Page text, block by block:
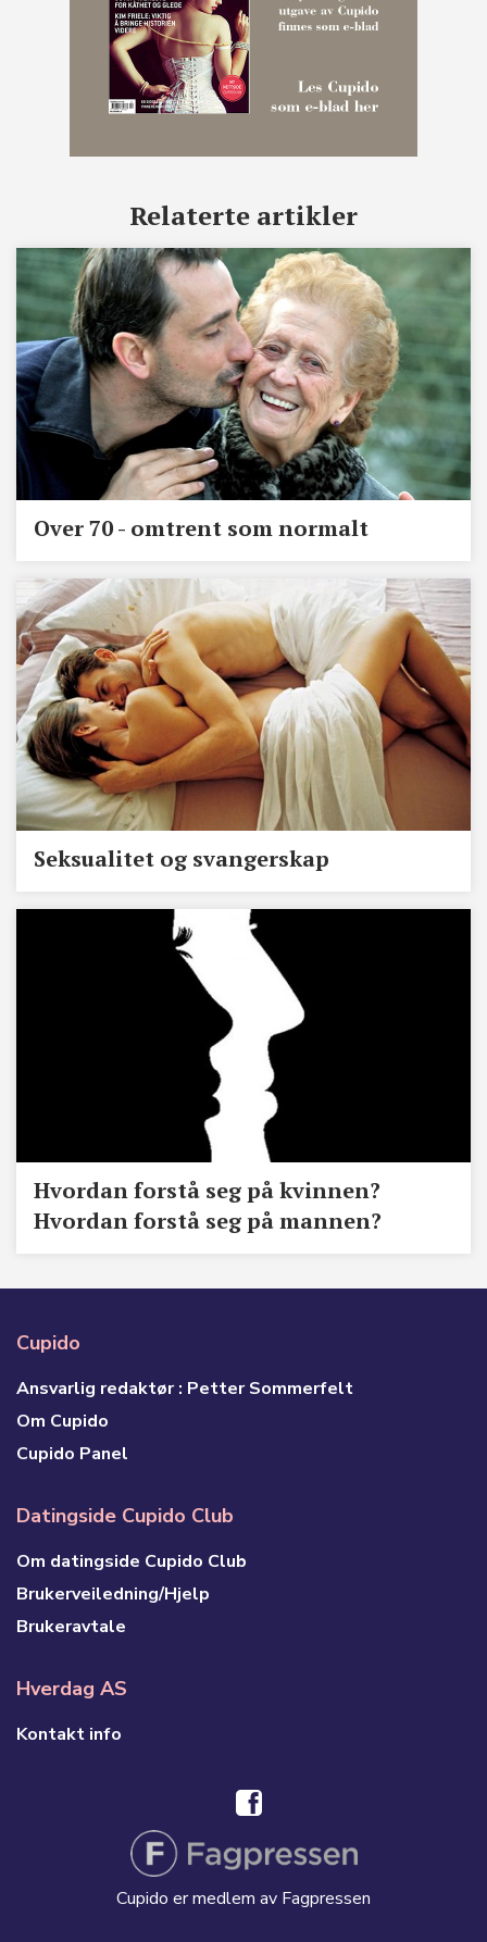
Relaterte artikler
Over 70 - omtrent som normalt
Seksualitet og svangerskap
Hvordan forstå seg på kvinnen?
Hvordan forstå seg på mannen?
Cupido
Ansvarlig redaktør : Petter Sommerfelt
Om Cupido
Cupido Panel
Datingside Cupido Club
Om datingside Cupido Club
Brukerveiledning/Hjelp
Brukeravtale
Hverdag AS
Kontakt info
Cupido er medlem av Fagpressen